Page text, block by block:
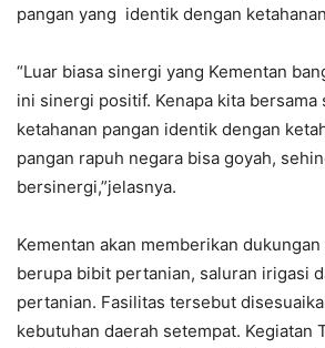
pangan yang identik dengan
“Luar biasa sinergi yang Kementan
ini sinergi positif. Kenapa kita bersama
ketahanan pangan identik dengan
pangan rapuh negara bisa goyah,
bersinergi,”jelasnya.
Kementan akan memberikan dukungan
berupa bibit pertanian, saluran irigasi
pertanian. Fasilitas tersebut
kebutuhan daerah setempat. Kegiatan